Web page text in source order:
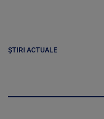
ȘTIRI ACTUALE